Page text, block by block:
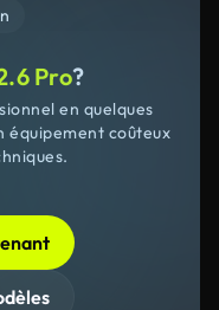
Pro?
en quelques
équipement coûteux